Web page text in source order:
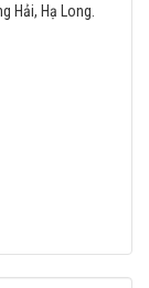
Hải, Hạ Long.